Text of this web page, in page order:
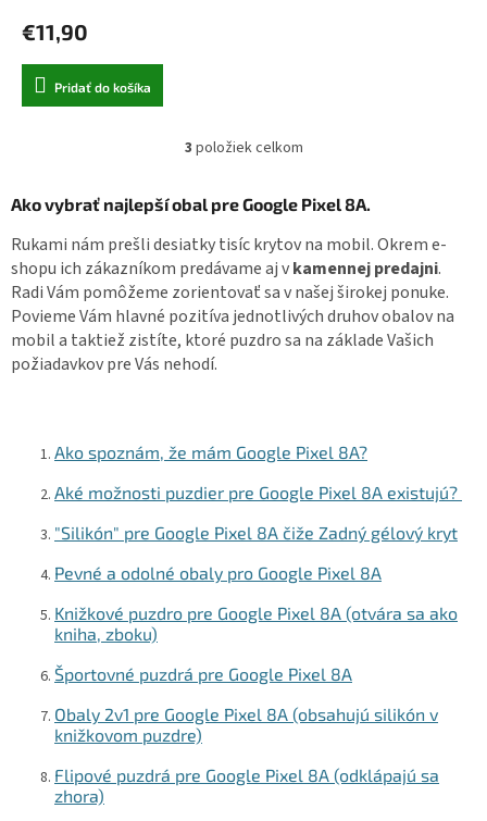
€11,90
Pridať do košíka
O
l
á
d
a
c
i
e
p
v
ý
p
i
s
u
3 položiek celkom
Ako vybrať najlepší obal pre Google Pixel 8A.
Rukami nám prešli desiatky tisíc krytov na mobil. Okrem e-
shopu ich zákazníkom predávame aj vkamennej predajni.
Radi Vám pomôžeme zorientovať sa v našej širokej ponuke.
Povieme Vám hlavné pozitíva jednotlivých druhov obalov na
mobil a taktiež zistíte, ktoré puzdro sa na základe Vašich
požiadavkov pre Vás nehodí.
Ako spoznám, že mám Google Pixel 8A?
Aké možnosti puzdier pre Google Pixel 8A existujú?
"Silikón" pre Google Pixel 8A čiže Zadný gélový kryt
Pevné a odolné obaly pro Google Pixel 8A
Knižkové puzdro pre Google Pixel 8A (otvára sa ako
kniha, zboku)
Športovné puzdrá pre Google Pixel 8A
Obaly 2v1 pre Google Pixel 8A (obsahujú silikón v
knižkovom puzdre)
Flipové puzdrá pre Google Pixel 8A (odklápajú sa
zhora)